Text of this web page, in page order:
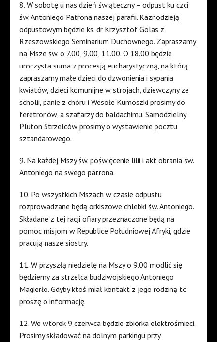
8. W sobotę u nas dzień świąteczny – odpust ku czci
św. Antoniego Patrona naszej parafii. Kaznodzieją
odpustowym będzie ks. dr Krzysztof Golas z
Rzeszowskiego Seminarium Duchownego. Zapraszamy
na Msze św. o 7.00, 9.00, 11.00. O 18.00 będzie
uroczysta suma z procesją eucharystyczną, na którą
zapraszamy małe dzieci do dzwonienia i sypania
kwiatów, dzieci komunijne w strojach, dziewczyny ze
scholii, panie z chóru i Wesołe Kumoszki prosimy do
feretronów, a szafarzy do baldachimu. Samodzielny
Pluton Strzelców prosimy o wystawienie pocztu
sztandarowego.
9. Na każdej Mszy św. poświęcenie lilii i akt obrania św.
Antoniego na swego patrona.
10. Po wszystkich Mszach w czasie odpustu
rozprowadzane będą orkiszowe chlebki św. Antoniego.
Składane z tej racji ofiary przeznaczone będą na
pomoc misjom w Republice Południowej Afryki, gdzie
pracują nasze siostry.
11. W przyszłą niedzielę na Mszy o 9.00 modlić się
będziemy za strzelca budziwojskiego Antoniego
Magierło. Gdyby ktoś miał kontakt z jego rodziną to
proszę o informację.
12. We wtorek 9 czerwca będzie zbiórka elektrośmieci.
Prosimy składować na dolnym parkingu przy